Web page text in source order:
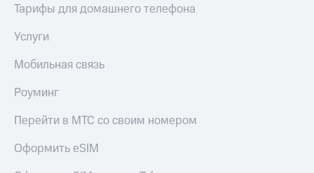
Тарифы для домашнего телефона
Услуги
Мобильная связь
Роуминг
Перейти в МТС со своим номером
Оформить eSIM